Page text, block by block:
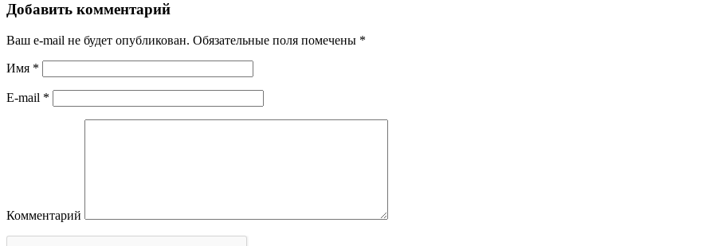
Добавить комментарий
Ваш e-mail не будет опубликован. Обязательные поля помечены *
Имя *
E-mail *
Комментарий